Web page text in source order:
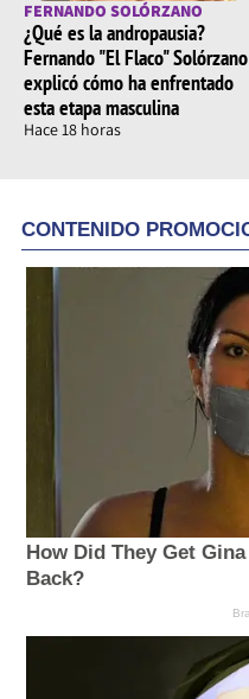
FERNANDO SOLÓRZANO
¿Qué es la andropausia?
Fernando "El Flaco" Solórzano
explicó cómo ha enfrentado
esta etapa masculina
Hace 18 horas